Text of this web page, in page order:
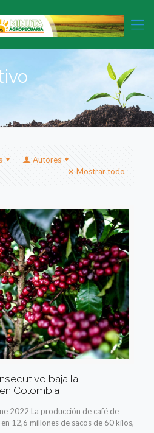
Autores
Mostrar todo
baja la
Colombia
2022 La producción de café de
12,6 millones de sacos de 60 kilos,